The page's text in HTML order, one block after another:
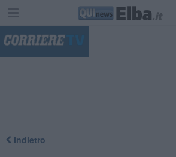
Indietro